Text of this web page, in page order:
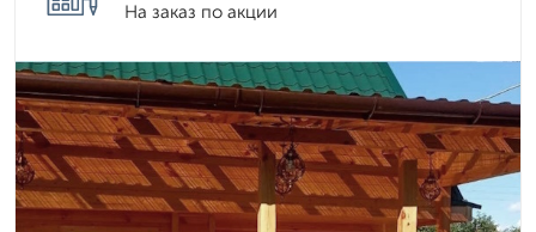
На заказ по акции